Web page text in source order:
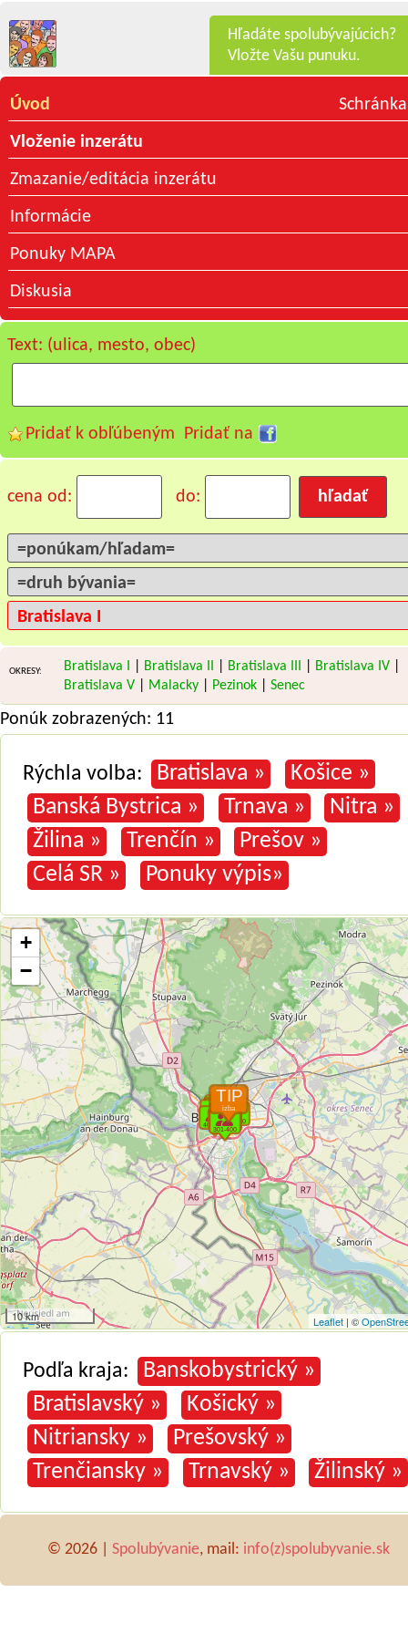
Hľadáte spolubývajúcich?
Vložte Vašu punuku.
Úvod
Vloženie inzerátu
Zmazanie/editácia inzerátu
Informácie
Ponuky MAPA
Diskusia
Text: (ulica, mesto, obec)
Pridať k obľúbeným Pridať na
cena od: do:
OKRESY: Bratislava I Bratislava II Bratislava III Bratislava IV
Bratislava V
Malacky Pezinok Senec
Ponúk zobrazených: 11
Rýchla volba: Bratislava »
Košice »
Banská Bystrica »
Trnava »
Nitra »
Žilina »
Trenčín »
Prešov »
Celá SR »
Ponuky výpis»
+
−
10 km Leaflet | ©
Podľa kraja:
Banskobystrický »
Bratislavský »
Košický »
Nitriansky »
Prešovský »
Trenčiansky »
Trnavský » Žilinský »
© 2026 | Spolubývanie, mail: info(z)spolubyvanie.sk